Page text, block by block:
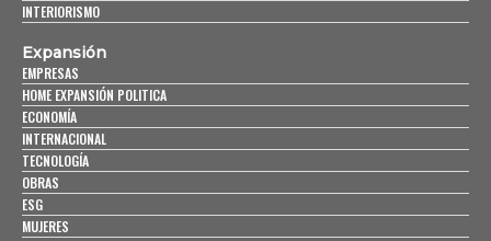
INTERIORISMO
Expansión
EMPRESAS
HOME EXPANSIÓN POLITICA
ECONOMÍA
INTERNACIONAL
TECNOLOGÍA
OBRAS
ESG
MUJERES